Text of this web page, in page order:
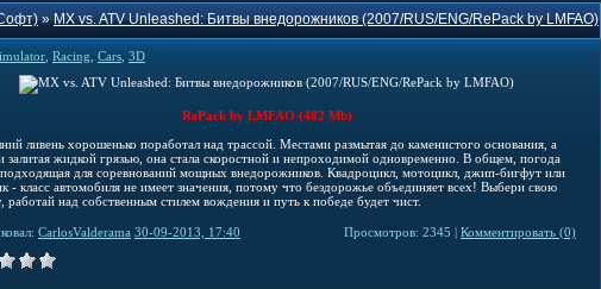
»MX vs. ATV Unleashed: Битвы внедорожников (2007/RUS/ENG/RePack by LMFAO)
Racing Cars 3D
RePack by LMFAO (482 Mb)
ливень хорошенько поработал над трассой. Местами размытая до каменистого основания, а
залитая жидкой грязью, она стала скоростной и непроходимой одновременно. В общем, погода
подходящая для соревнований мощных внедорожников. Квадроцикл, мотоцикл, джип-бигфут или
- класс автомобиля не имеет значения, потому что бездорожье объединяет всех! Выбери свою
работай над собственным стилем вождения и путь к победе будет чист.
CarlosValderama 30-09-2013, 17:40 Просмотров: 2345 | Комментировать (0)